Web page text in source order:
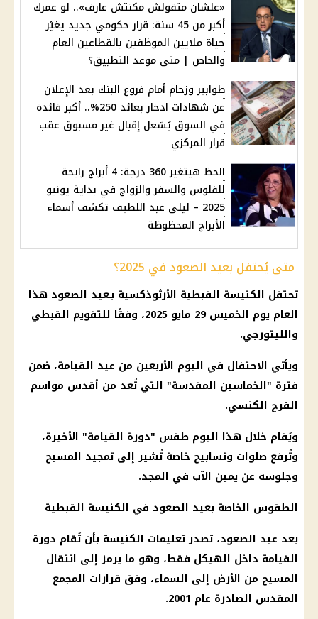
«علشان متقولش مكنتش عارف».. لو عمرك
أكبر من 45 سنة: قرار حكومي جديد يغيّر
حياة ملايين الموظفين بالقطاعين العام
والخاص | متى موعد التطبيق؟
طوابير وزحام أمام فروع البنك بعد الإعلان
عن شهادات ادخار بعائد 250%.. أكبر فائدة
في السوق يُشعل إقبال غير مسبوق عقب
قرار المركزي
الحظ هيتغير 360 درجة: 4 أبراج رايحة
للفلوس والسفر والزواج في بداية يونيو
2025 – ليلى عبد اللطيف تكشف أسماء
الأبراج المحظوظة
متى يُحتفل بعيد الصعود في 2025؟
تحتفل الكنيسة القبطية الأرثوذكسية بـعيد الصعود هذا
العام يوم الخميس 29 مايو 2025، وفقًا للتقويم القبطي
والليتورجي.
ويأتي الاحتفال في اليوم الأربعين من عيد القيامة، ضمن
فترة "الخماسين المقدسة" التي تُعد من أقدس مواسم
الفرح الكنسي.
ويُقام خلال هذا اليوم طقس "دورة القيامة" الأخيرة،
وتُرفع صلوات وتسابيح خاصة تُشير إلى تمجيد المسيح
وجلوسه عن يمين الآب في المجد.
الطقوس الخاصة بعيد الصعود في الكنيسة القبطية
بعد عيد الصعود، تصدر تعليمات الكنيسة بأن تُقام دورة
القيامة داخل الهيكل فقط، وهو ما يرمز إلى انتقال
المسيح من الأرض إلى السماء، وفق قرارات المجمع
المقدس الصادرة عام 2001.